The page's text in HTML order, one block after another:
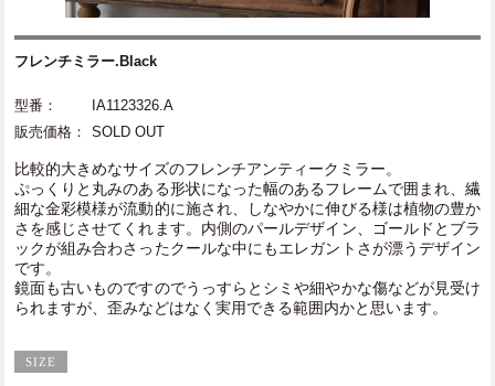
フレンチミラー.Black
型番：
IA1123326.A
販売価格：
SOLD OUT
比較的大きめなサイズのフレンチアンティークミラー。
ぷっくりと丸みのある形状になった幅のあるフレームで囲まれ、繊
細な金彩模様が流動的に施され、しなやかに伸びる様は植物の豊か
さを感じさせてくれます。内側のパールデザイン、ゴールドとブラ
ックが組み合わさったクールな中にもエレガントさが漂うデザイン
です。
鏡面も古いものですのでうっすらとシミや細やかな傷などが見受け
られますが、歪みなどはなく実用できる範囲内かと思います。